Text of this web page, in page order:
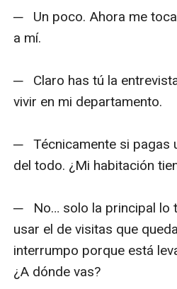
─   Un poco. Ahora me
a mí.
─   Claro has tú la
vivir en mi departamento.
─   Técnicamente si
del todo. ¿Mi habitación
─   No… solo la principal lo
usar el de visitas que
interrumpo porque está
¿A dónde vas?